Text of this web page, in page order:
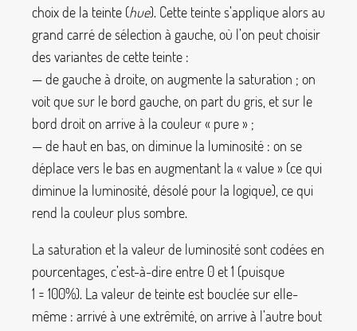
choix de la teinte (hue). Cette teinte s’applique alors au
grand carré de sélection à gauche, où l’on peut choisir
des variantes de cette teinte :
— de gauche à droite, on augmente la saturation ; on
voit que sur le bord gauche, on part du gris, et sur le
bord droit on arrive à la couleur « pure» ;
— de haut en bas, on diminue la luminosité : on se
déplace vers le bas en augmentant la « value» (ce qui
diminue la luminosité, désolé pour la logique), ce qui
rend la couleur plus sombre.
La saturation et la valeur de luminosité sont codées en
pourcentages, c’est-à-dire entre 0 et 1 (puisque
1 = 100%). La valeur de teinte est bouclée sur elle-
même : arrivé à une extrêmité, on arrive à l’autre bout